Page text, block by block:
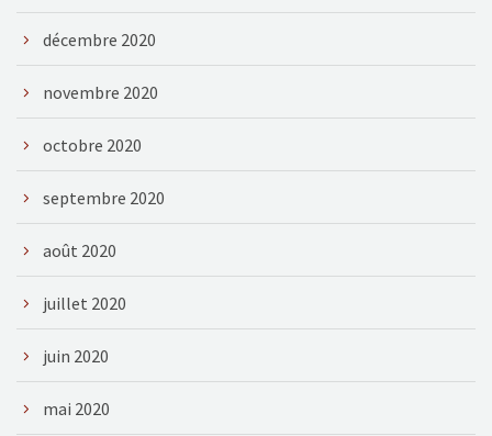
décembre 2020
novembre 2020
octobre 2020
septembre 2020
août 2020
juillet 2020
juin 2020
mai 2020